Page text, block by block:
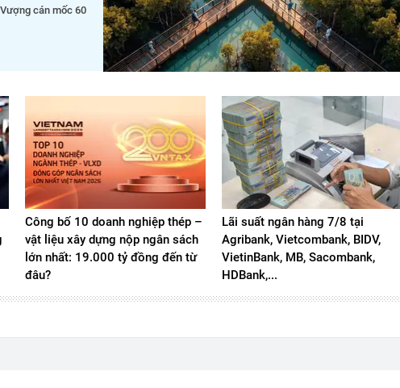
cán mốc 60
Công bố 10 doanh nghiệp thép –
vật liệu xây dựng nộp ngân sách
lớn nhất: 19.000 tỷ đồng đến từ
đâu?
Lãi suất ngân hàng 7/8 tại
Agribank, Vietcombank, BIDV,
VietinBank, MB, Sacombank,
HDBank,...